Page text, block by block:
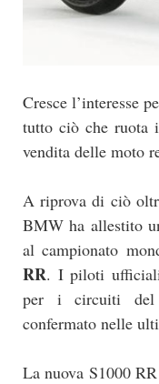
Cresce l’interesse
tutto ciò che ruota
vendita delle moto
A riprova di ciò
BMW ha allestito
al campionato
RR. I piloti
per i circuiti
confermato nelle
La nuova S1000